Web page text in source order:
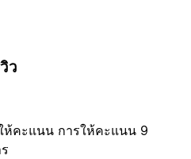
ว
ห้คะแนน การให้คะแนน 9